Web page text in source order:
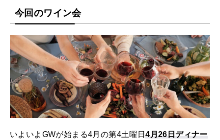
今回のワイン会
いよいよGWが始まる4月の第4土曜日4月26日ディナー